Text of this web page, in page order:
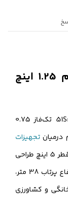
معرفی الکتروپمپ شناور پلیکام 1.25 اینچ
پلیکام مدل 51Sm4-0.75(A) تک‌فاز 0.75
درمیانتجهیزات
است که برای انتقال آب از چاه‌های با قطر 5 اینچ طراحی
شده است.این پمپ با توان 0.75 کیلووات و ارتفاع پرتاب 38 متر،
و کشاورزی